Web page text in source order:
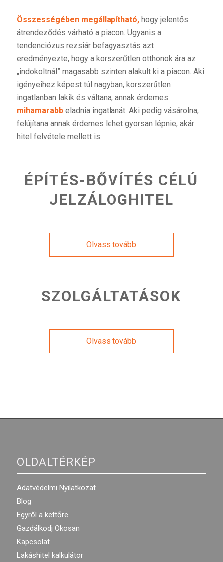
Összességében megállapítható,hogy jelentős
átrendeződés várható a piacon. Ugyanis a
tendenciózus rezsiár befagyasztás azt
eredményezte, hogy a korszerűtlen otthonok ára az
„indokoltnál” magasabb szinten alakult ki a piacon. Aki
igényeihez képest túl nagyban, korszerűtlen
ingatlanban lakik és váltana, annak érdemes
mihamarabbeladnia ingatlanát. Aki pedig vásárolna,
felújítana annak érdemes lehet gyorsan lépnie, akár
hitel felvétele mellett is.
ÉPÍTÉS-BŐVÍTÉS CÉLÚ
JELZÁLOGHITEL
Olvass tovább
SZOLGÁLTATÁSOK
Olvass tovább
OLDALTÉRKÉP
Adatvédelmi Nyilatkozat
Blog
Egyről a kettőre
Gazdálkodj Okosan
Kapcsolat
Lakáshitel kalkulátor